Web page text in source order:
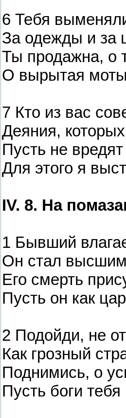
6 Тебя
За одежды и за
Ты продажна, о
О вырытая
7 Кто из вас
Деяния,
Пусть не
Для этого я
IV. 8. На
1 Бывший
Он стал
Его смерть
Пусть он как
2 Подойди, не
Как грозный
Поднимись, о
Пусть боги